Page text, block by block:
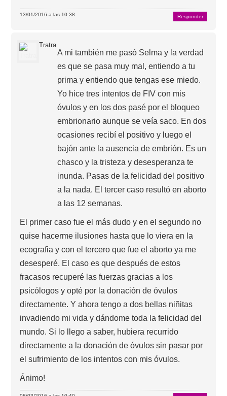
13/01/2016 a las 10:38 Responder
Tratra
A mi también me pasó Selma y la verdad
es que se pasa muy mal, entiendo a tu
prima y entiendo que tengas ese miedo.
Yo hice tres intentos de FIV con mis
óvulos y en los dos pasé por el bloqueo
embrionario aunque se veía saco. En dos
ocasiones recibí el positivo y luego el
bajón ante la ausencia de embrión. Es un
chasco y la tristeza y desesperanza te
inunda. Pasas de la felicidad del positivo
a la nada. El tercer caso resultó en aborto
a las 12 semanas.
El primer caso fue el más dudo y en el segundo no
quise hacerme ilusiones hasta que lo viera en la
ecografia y con el tercero que fue el aborto ya me
desesperé. El caso es que después de estos
fracasos recuperé las fuerzas gracias a los
psicólogos y opté por la donación de óvulos
directamente. Y ahora tengo a dos bellas niñitas
invadiendo mi vida y dándome toda la felicidad del
mundo. Si lo llego a saber, hubiera recurrido
directamente a la donación de óvulos sin pasar por
el sufrimiento de los intentos con mis óvulos.
Ánimo!